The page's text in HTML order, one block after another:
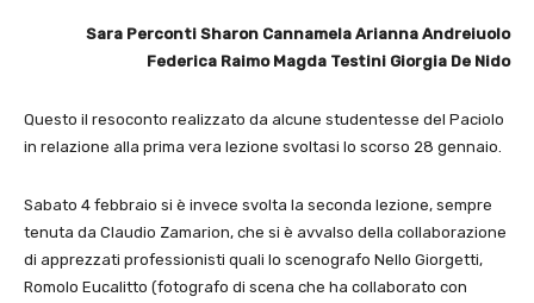
Sara Perconti Sharon Cannamela Arianna Andreiuolo
Federica Raimo Magda Testini Giorgia De Nido
Questo il resoconto realizzato da alcune studentesse del Paciolo
in relazione alla prima vera lezione svoltasi lo scorso 28 gennaio.
Sabato 4 febbraio si è invece svolta la seconda lezione, sempre
tenuta da Claudio Zamarion, che si è avvalso della collaborazione
di apprezzati professionisti quali lo scenografo Nello Giorgetti,
Romolo Eucalitto (fotografo di scena che ha collaborato con